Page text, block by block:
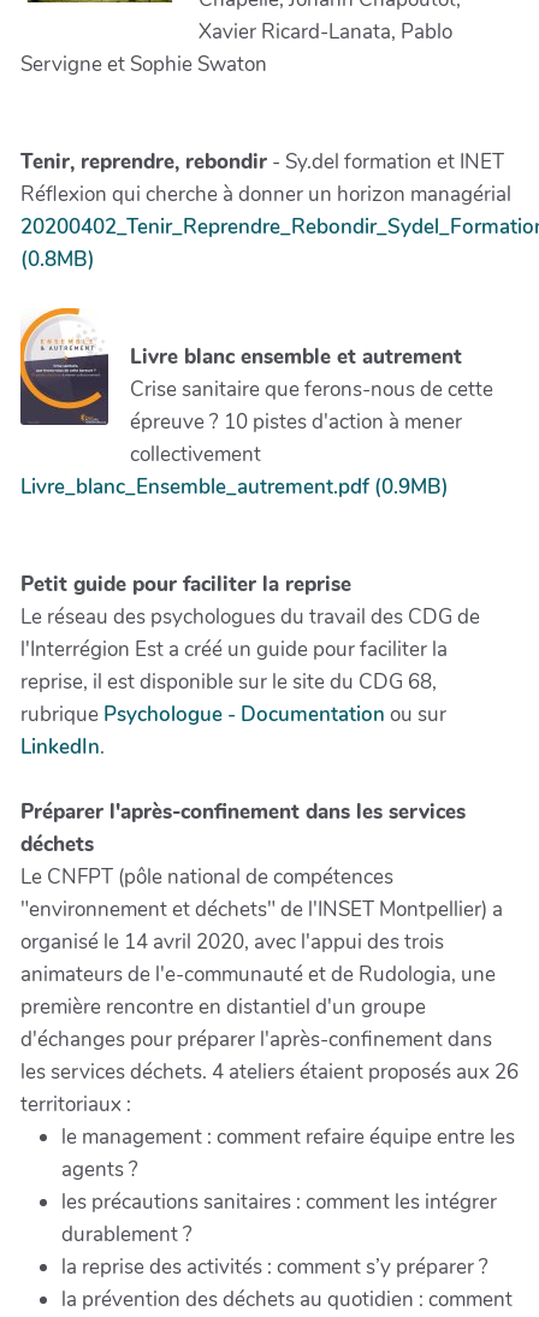
Xavier Ricard-Lanata, Pablo
Servigne et Sophie Swaton
Tenir, reprendre, rebondir - Sy.del formation et INET
Réflexion qui cherche à donner un horizon managérial
(0.8MB)
Livre blanc ensemble et autrement
Crise sanitaire que ferons-nous de cette
épreuve ? 10 pistes d'action à mener
collectivement
Livre_blanc_Ensemble_autrement.pdf (0.9MB)
Petit guide pour faciliter la reprise
Le réseau des psychologues du travail des CDG de
l'Interrégion Est a créé un guide pour faciliter la
reprise, il est disponible sur le site du CDG 68,
rubrique Psychologue - Documentation ou sur
LinkedIn.
Préparer l'après-confinement dans les services
déchets
Le CNFPT (pôle national de compétences
"environnement et déchets" de l'INSET Montpellier) a
organisé le 14 avril 2020, avec l'appui des trois
animateurs de l'e-communauté et de Rudologia, une
première rencontre en distantiel d'un groupe
d'échanges pour préparer l'après-confinement dans
les services déchets. 4 ateliers étaient proposés aux 26
territoriaux :
le management : comment refaire équipe entre les
agents ?
les précautions sanitaires : comment les intégrer
durablement ?
la reprise des activités : comment s’y préparer ?
la prévention des déchets au quotidien : comment